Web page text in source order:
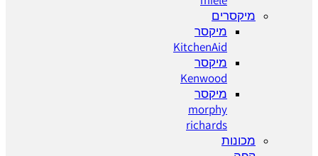
מיקסרים
מיקסר
KitchenAid
מיקסר
Kenwood
מיקסר
morphy
richards
מכונות